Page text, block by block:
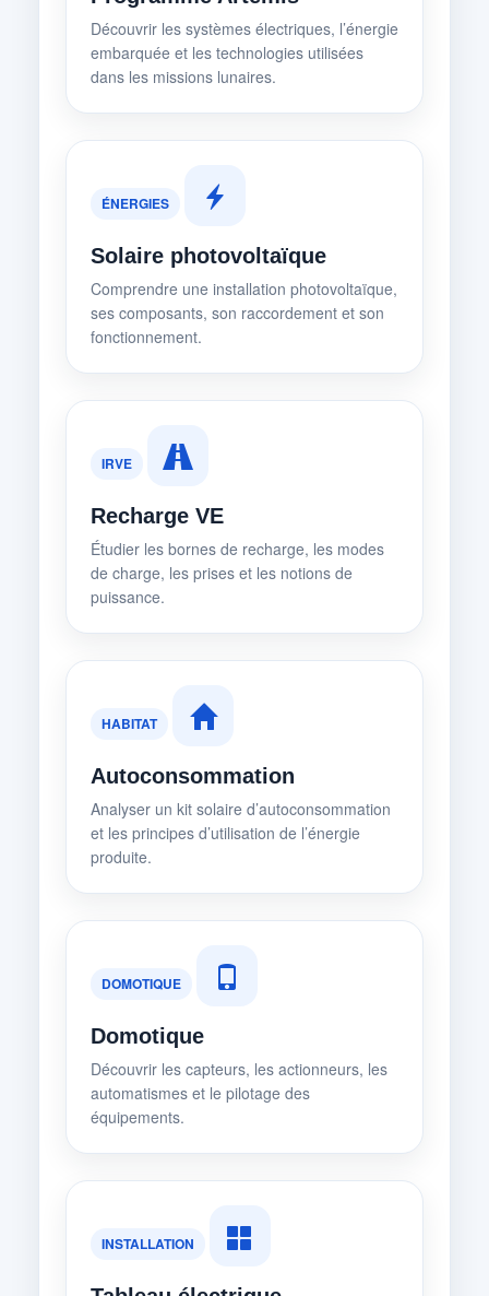
Découvrir les systèmes électriques, l’énergie
embarquée et les technologies utilisées
dans les missions lunaires.
ÉNERGIES
Solaire photovoltaïque
Comprendre une installation photovoltaïque,
ses composants, son raccordement et son
fonctionnement.
IRVE
Recharge VE
Étudier les bornes de recharge, les modes
de charge, les prises et les notions de
puissance.
HABITAT
Autoconsommation
Analyser un kit solaire d’autoconsommation
et les principes d’utilisation de l’énergie
produite.
DOMOTIQUE
Domotique
Découvrir les capteurs, les actionneurs, les
automatismes et le pilotage des
équipements.
INSTALLATION